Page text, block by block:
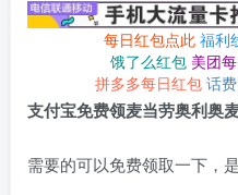
每日红包点此 福利
饿了么红包 美团
拼多多每日红包 话
支付宝免费领麦当劳奥利奥
需要的可以免费领取一下，